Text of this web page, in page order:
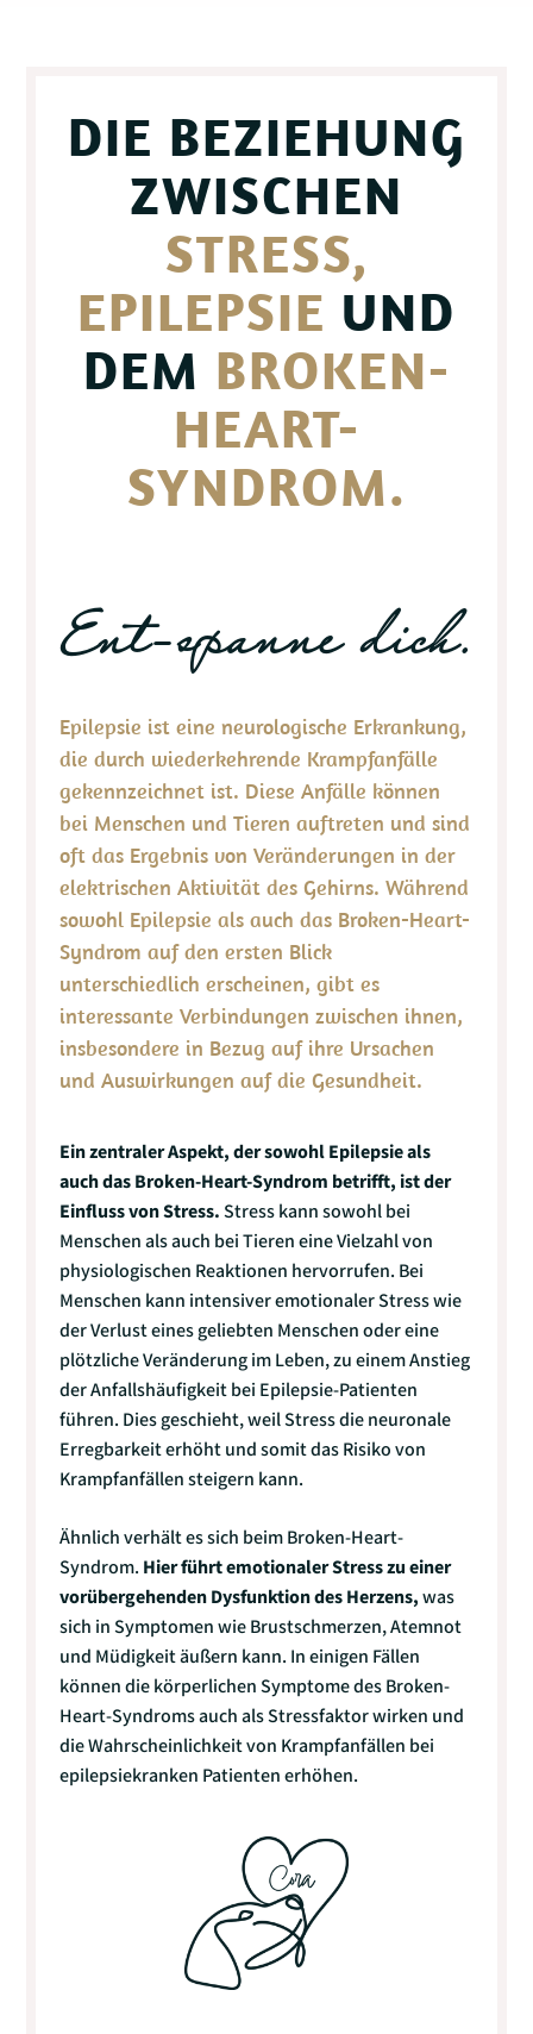
DIE BEZIEHUNG
ZWISCHEN
STRESS,
EPILEPSIE UND
DEM BROKEN-
HEART-
SYNDROM.
Ent-spanne dich.
Epilepsie ist eine neurologische Erkrankung,
die durch wiederkehrende Krampfanfälle
gekennzeichnet ist. Diese Anfälle können
bei Menschen und Tieren auftreten und sind
oft das Ergebnis von Veränderungen in der
elektrischen Aktivität des Gehirns. Während
sowohl Epilepsie als auch das Broken-Heart-
Syndrom auf den ersten Blick
unterschiedlich erscheinen, gibt es
interessante Verbindungen zwischen ihnen,
insbesondere in Bezug auf ihre Ursachen
und Auswirkungen auf die Gesundheit.
Ein zentraler Aspekt, der sowohl Epilepsie als
auch das Broken-Heart-Syndrom betrifft, ist der
Einfluss von Stress.Stress kann sowohl bei
Menschen als auch bei Tieren eine Vielzahl von
physiologischen Reaktionen hervorrufen. Bei
Menschen kann intensiver emotionaler Stress wie
der Verlust eines geliebten Menschen oder eine
plötzliche Veränderung im Leben, zu einem Anstieg
der Anfallshäufigkeit bei Epilepsie-Patienten
führen. Dies geschieht, weil Stress die neuronale
Erregbarkeit erhöht und somit das Risiko von
Krampfanfällen steigern kann.
Ähnlich verhält es sich beim Broken-Heart-
Syndrom. Hier führt emotionaler Stress zu einer
vorübergehenden Dysfunktion desHerzens,was
sich in Symptomen wie Brustschmerzen, Atemnot
und Müdigkeit äußern kann. In einigen Fällen
können die körperlichen Symptome des Broken-
Heart-Syndroms auch als Stressfaktor wirken und
die Wahrscheinlichkeit von Krampfanfällen bei
epilepsiekranken Patienten erhöhen.